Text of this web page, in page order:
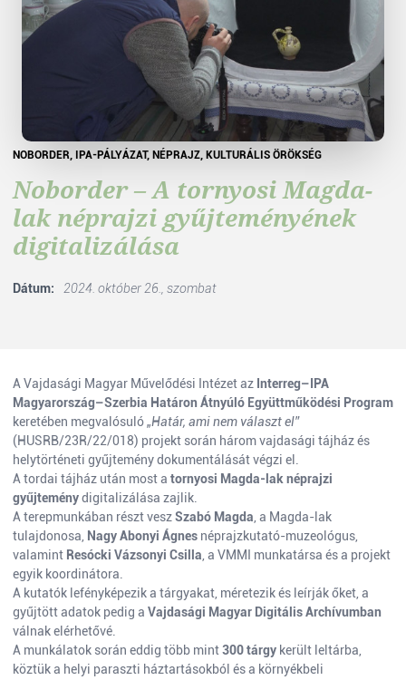
NOBORDER, IPA-PÁLYÁZAT, NÉPRAJZ, KULTURÁLIS ÖRÖKSÉG
Noborder – A tornyosi Magda-
lak néprajzi gyűjteményének
digitalizálása
Dátum: 2024. október 26., szombat
A Vajdasági Magyar Művelődési Intézet az Interreg–IPA
Magyarország–Szerbia Határon Átnyúló Együttműködési Program
keretében megvalósuló„Határ, ami nem választ el”
(HUSRB/23R/22/018) projekt során három vajdasági tájház és
helytörténeti gyűjtemény dokumentálását végzi el.
A tordai tájház után most a tornyosi Magda-lak néprajzi
gyűjteménydigitalizálása zajlik.
A terepmunkában részt veszSzabó Magda , a Magda-lak
tulajdonosa,
Nagy Abonyi Ágnes néprajzkutató-muzeológus,
valamint Resócki Vázsonyi Csilla , a VMMI munkatársa és a projekt
egyik koordinátora.
A kutatók lefényképezik a tárgyakat, méretezik és leírják őket, a
gyűjtött adatok pedig a Vajdasági Magyar Digitális Archívumban
válnak elérhetővé.
A munkálatok során eddig több mint300 tárgy került leltárba,
köztük a helyi paraszti háztartásokból és a környékbeli